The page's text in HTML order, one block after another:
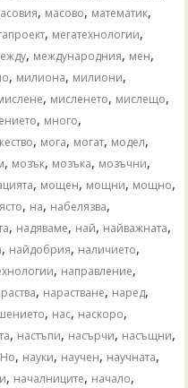
, масово, математик,
, мегатехнологии,
, международния, мен,
, милиона, милиони,
, мисленето, мислещо,
, много,
, мога, могат, модел,
, мозък, мозъка, мозъчни,
, мощен, мощни, мощно,
, на, набелязва,
, надяваме, най, найважната,
, найдобрия, наличието,
, направление,
, нарастване, наред,
, нас, наскоро,
, настъпи, насърчи, насъщни,
, науки, научен, научната,
, началниците, начало,